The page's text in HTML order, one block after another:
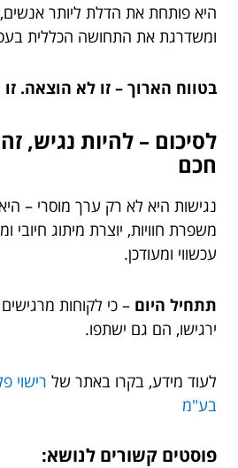
היא פותחת את הדלת ליותר אנשים,
ומשדרגת את התחושה הכללית
בטווח הארוך – זו לא הוצאה.
לסיכום – להיות נגיש,
חכם
נגישות היא לא רק ערך מוסרי –
משפרת חוויות, יוצרת מיתוג
עכשווי ומעודכן.
תתחיל היום – כי לקוחות
ירגישו, הם גם ישתפו.
לעוד מידע, בקרו באתר של רישוי
בע"מ
פוסטים קשורים לנושא: